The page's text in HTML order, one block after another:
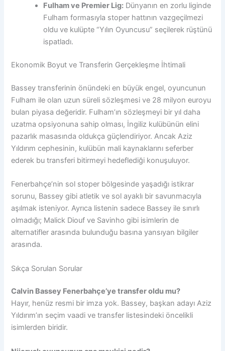
Fulham ve Premier Lig: Dünyanın en zorlu liginde
Fulham formasıyla stoper hattının vazgeçilmezi
oldu ve kulüpte “Yılın Oyuncusu” seçilerek rüştünü
ispatladı.
Ekonomik Boyut ve Transferin Gerçekleşme İhtimali
Bassey transferinin önündeki en büyük engel, oyuncunun
Fulham ile olan uzun süreli sözleşmesi ve 28 milyon euroyu
bulan piyasa değeridir. Fulham’ın sözleşmeyi bir yıl daha
uzatma opsiyonuna sahip olması, İngiliz kulübünün elini
pazarlık masasında oldukça güçlendiriyor. Ancak Aziz
Yıldırım cephesinin, kulübün mali kaynaklarını seferber
ederek bu transferi bitirmeyi hedeflediği konuşuluyor.
Fenerbahçe’nin sol stoper bölgesinde yaşadığı istikrar
sorunu, Bassey gibi atletik ve sol ayaklı bir savunmacıyla
aşılmak isteniyor. Ayrıca listenin sadece Bassey ile sınırlı
olmadığı; Malick Diouf ve Savinho gibi isimlerin de
alternatifler arasında bulunduğu basına yansıyan bilgiler
arasında.
Sıkça Sorulan Sorular
Calvin Bassey Fenerbahçe’ye transfer oldu mu?
Hayır, henüz resmi bir imza yok. Bassey, başkan adayı Aziz
Yıldırım’ın seçim vaadi ve transfer listesindeki öncelikli
isimlerden biridir.